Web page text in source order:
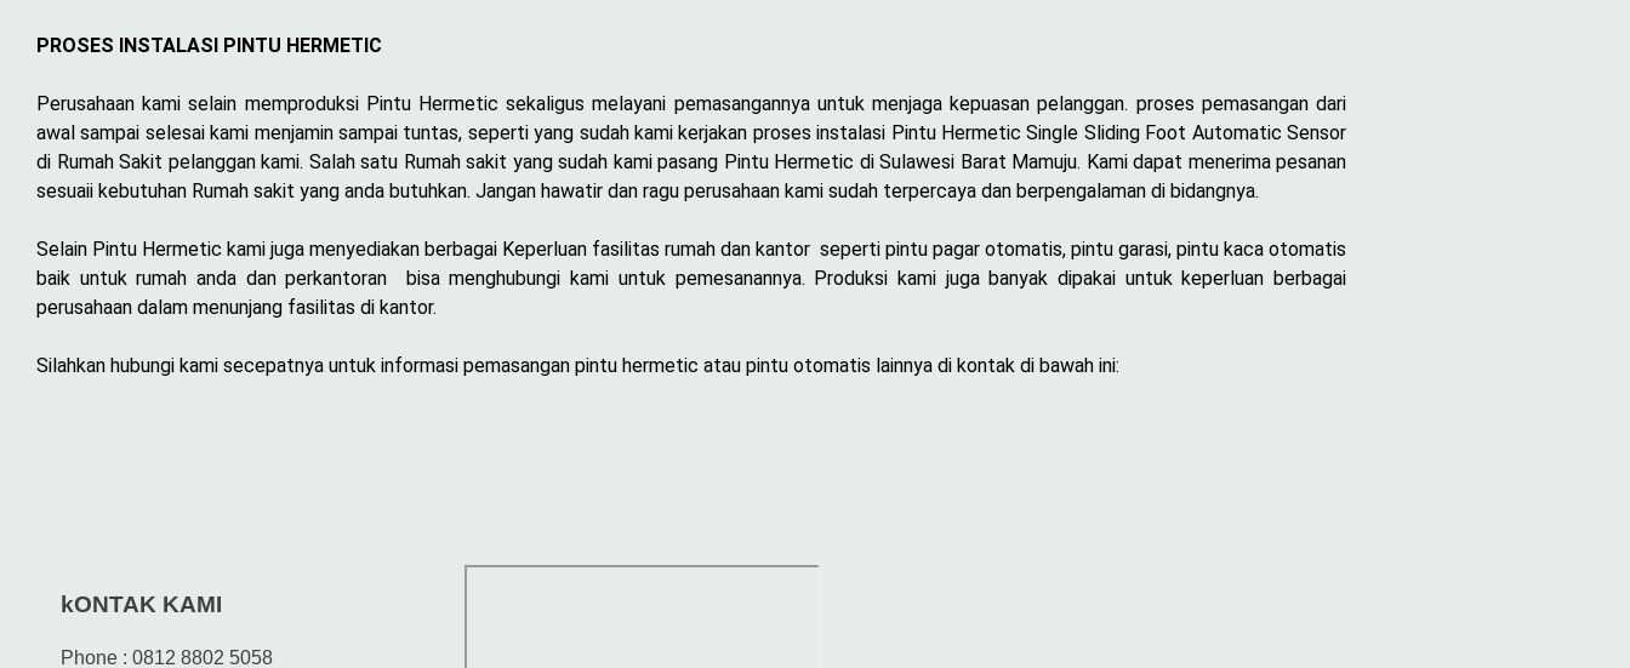
PROSES INSTALASI PINTU HERMETIC
Perusahaan kami selain memproduksi Pintu Hermetic sekaligus melayani pemasangannya untuk menjaga kepuasan pelanggan. proses pemasangan dari
awal sampai selesai kami menjamin sampai tuntas, seperti yang sudah kami kerjakan proses instalasi Pintu Hermetic Single Sliding Foot Automatic Sensor
di Rumah Sakit pelanggan kami. Salah satu Rumah sakit yang sudah kami pasang Pintu Hermetic di Sulawesi Barat Mamuju. Kami dapat menerima pesanan
sesuaii kebutuhan Rumah sakit yang anda butuhkan. Jangan hawatir dan ragu perusahaan kami sudah terpercaya dan berpengalaman di bidangnya.
Selain Pintu Hermetic kami juga menyediakan berbagai Keperluan fasilitas rumah dan kantor seperti pintu pagar otomatis, pintu garasi, pintu kaca otomatis
baik untuk rumah anda dan perkantoran bisa menghubungi kami untuk pemesanannya. Produksi kami juga banyak dipakai untuk keperluan berbagai
perusahaan dalam menunjang fasilitas di kantor.
Silahkan hubungi kami secepatnya untuk informasi pemasangan pintu hermetic atau pintu otomatis lainnya di kontak di bawah ini:
kONTAK KAMI
Phone : 0812 8802 5058